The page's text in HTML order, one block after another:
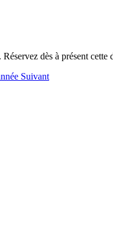
dès à présent cette
Suivant